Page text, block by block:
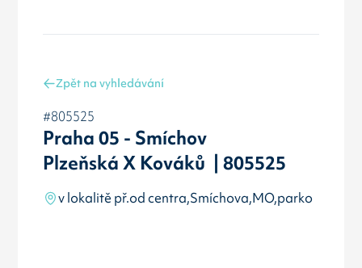
Zpět na vyhledávání
#805525
Praha 05 - Smíchov
Plzeňská X Kováků | 805525
v lokalitě př.od centra,Smíchova,MO,parko